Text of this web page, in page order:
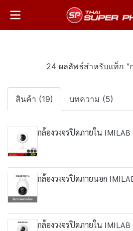
24 ผลลัพธ์สำหรับแท็ก "
สินค้า (19) บทความ (5)
กล้องวงจรปิดภายใน IMILAB
กล้องวงจรปิดภายนอก
กล้องวงจรปิดภายใน IMILAB